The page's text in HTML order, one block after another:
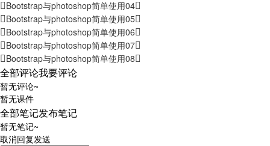
Bootstrap与photoshop简单使用04
Bootstrap与photoshop简单使用05
Bootstrap与photoshop简单使用06
Bootstrap与photoshop简单使用07
Bootstrap与photoshop简单使用08
全部评论我要评论
暂无评论~
暂无课件
全部笔记发布笔记
暂无笔记~
取消回复发送